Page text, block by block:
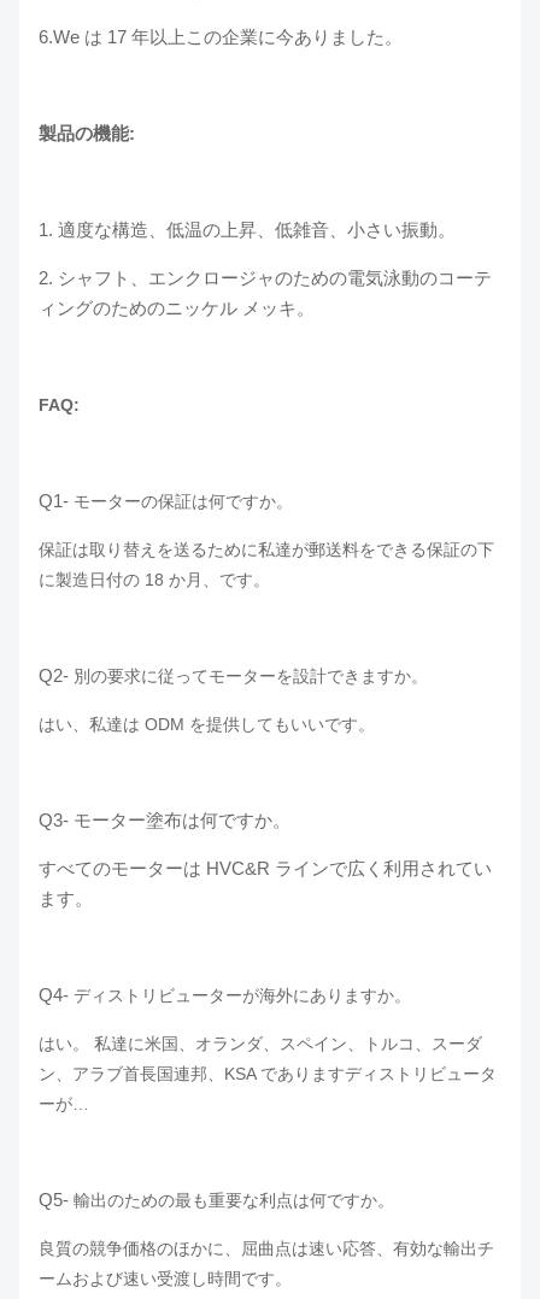
6.We は 17 年以上この企業に今ありました。
製品の機能:
1. 適度な構造、低温の上昇、低雑音、小さい振動。
2. シャフト、エンクロージャのための電気泳動のコーテ
ィングのためのニッケル メッキ。
FAQ:
Q1- モーターの保証は何ですか。
保証は取り替えを送るために私達が郵送料をできる保証の下
に製造日付の 18 か月、です。
Q2- 別の要求に従ってモーターを設計できますか。
はい、私達は ODM を提供してもいいです。
Q3- モーター塗布は何ですか。
すべてのモーターは HVC&R ラインで広く利用されてい
ます。
Q4- ディストリビューターが海外にありますか。
はい。 私達に米国、オランダ、スペイン、トルコ、スーダ
ン、アラブ首長国連邦、KSA でありますディストリビュータ
ーが…
Q5- 輸出のための最も重要な利点は何ですか。
良質の競争価格のほかに、屈曲点は速い応答、有効な輸出チ
ームおよび速い受渡し時間です。